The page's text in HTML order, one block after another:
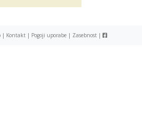
| Kontakt| Pogoji uporabe| Zasebnost|